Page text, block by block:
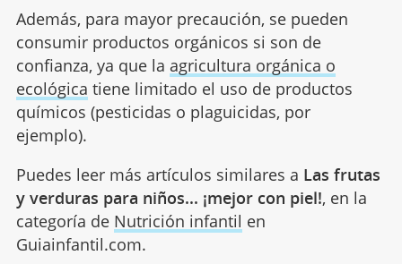
Además, para mayor precaución, se pueden
consumir productos orgánicos si son de
confianza, ya que la agricultura orgánica o
ecológica tiene limitado el uso de productos
químicos (pesticidas o plaguicidas, por
ejemplo).
Puedes leer más artículos similares a Las frutas
y verduras para niños... ¡mejor con piel!, en la
categoría de Nutrición infantil en
Guiainfantil.com.